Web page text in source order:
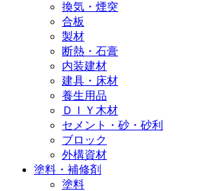
換気・煙突
合板
製材
断熱・石膏
内装建材
建具・床材
養生用品
ＤＩＹ木材
セメント・砂・砂利
ブロック
外構資材
塗料・補修剤
塗料